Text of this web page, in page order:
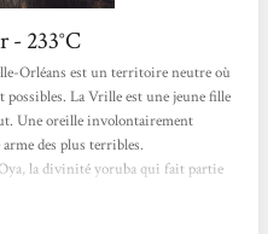
- 233°C
Orléans est un territoire neutre où
La Vrille est une jeune fille
Une oreille involontairement
des plus terribles.
la divinité yoruba qui fait partie
lignes. La petite centaine de